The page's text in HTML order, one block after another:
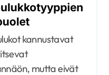
kannustavat
mutta eivät